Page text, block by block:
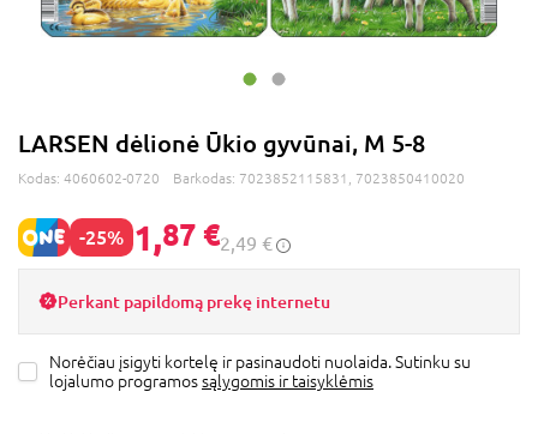
LARSEN dėlionė Ūkio gyvūnai, M 5-8
Kodas: 4060602-0720 Barkodas: 7023852115831, 7023850410020
-25% 1,87 €2,49 €
Perkant papildomą prekę internetu
Norėčiau įsigyti kortelę ir pasinaudoti nuolaida. Sutinku su
lojalumo programossąlygomis ir taisyklėmis